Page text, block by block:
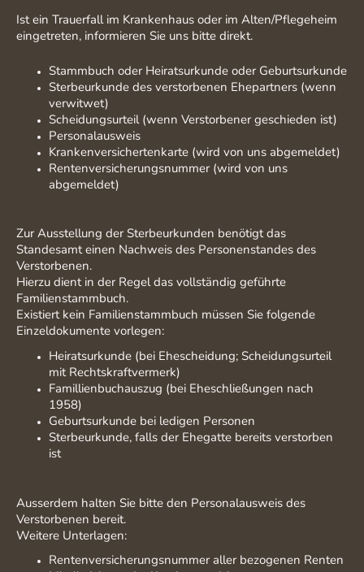
Ist ein Trauerfall im Krankenhaus oder im Alten/Pflegeheim
eingetreten, informieren Sie uns bitte direkt.
Stammbuch oder Heiratsurkunde oder Geburtsurkunde
Sterbeurkunde des verstorbenen Ehepartners (wenn
verwitwet)
Scheidungsurteil (wenn Verstorbener geschieden ist)
Personalausweis
Krankenversichertenkarte (wird von uns abgemeldet)
Rentenversicherungsnummer (wird von uns
abgemeldet)
Zur Ausstellung der Sterbeurkunden benötigt das
Standesamt einen Nachweis des Personenstandes des
Verstorbenen.
Hierzu dient in der Regel das vollständig geführte
Familienstammbuch.
Existiert kein Familienstammbuch müssen Sie folgende
Einzeldokumente vorlegen:
Heiratsurkunde (bei Ehescheidung; Scheidungsurteil
mit Rechtskraftvermerk)
Famillienbuchauszug (bei Eheschließungen nach
1958)
Geburtsurkunde bei ledigen Personen
Sterbeurkunde, falls der Ehegatte bereits verstorben
ist
Ausserdem halten Sie bitte den Personalausweis des
Verstorbenen bereit.
Weitere Unterlagen:
Rentenversicherungsnummer aller bezogenen Renten